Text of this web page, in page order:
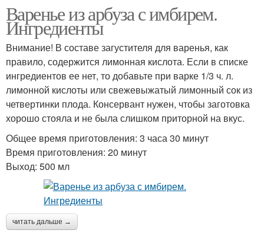
Варенье из арбуза с имбирем.
Ингредиенты
Внимание! В составе загустителя для варенья, как
правило, содержится лимонная кислота. Если в списке
ингредиентов ее нет, то добавьте при варке 1/3 ч. л.
лимонной кислоты или свежевыжатый лимонный сок из
четвертинки плода. Консервант нужен, чтобы заготовка
хорошо стояла и не была слишком приторной на вкус.
Общее время приготовления: 3 часа 30 минут
Время приготовления: 20 минут
Выход: 500 мл
читать дальше →